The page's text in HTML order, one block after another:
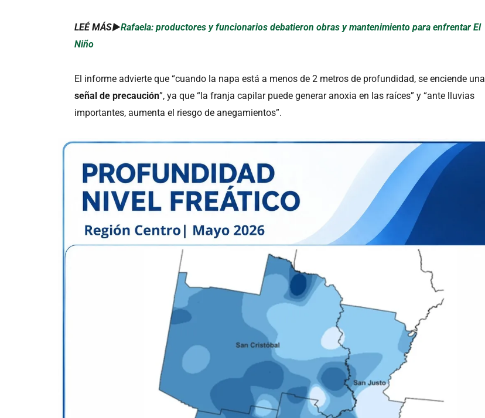
LEÉ MÁS►Rafaela: productores y funcionarios debatieron obras y mantenimiento para enfrentar El
Niño
El informe advierte que “cuando la napa está a menos de 2 metros de profundidad, se enciende una
señal de precaución”, ya que “la franja capilar puede generar anoxia en las raíces” y “ante lluvias
importantes, aumenta el riesgo de anegamientos”.